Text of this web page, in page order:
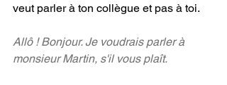
veut parler à ton collègue et pas à toi.
Allô ! Bonjour. Je voudrais parler à
monsieur Martin, s'il vous plaît.